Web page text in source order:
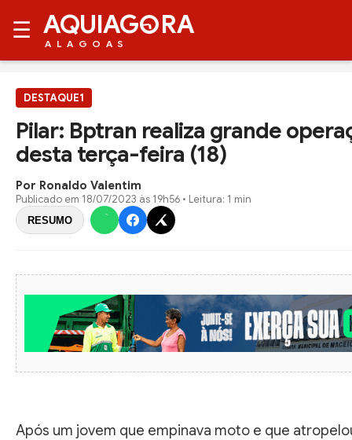
☰ AQUIAG RA
ALAGOAS
DESTAQUE1
Pilar: Bptran realiza grande
desta terça-feira (18)
Por Ronaldo Valentim
Publicado em 18/07/2023 às 19h56 • Leitura: 1 min
RESUMO
Após um jovem que empinava moto e que